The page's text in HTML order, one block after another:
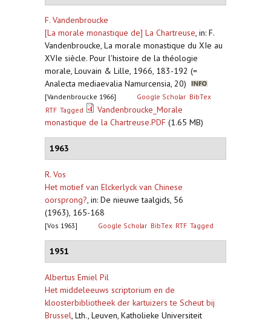
F. Vandenbroucke
[La morale monastique de] La Chartreuse, in: F.
Vandenbroucke, La morale monastique du XIe au
XVIe siècle. Pour l'histoire de la théologie
morale, Louvain & Lille, 1966, 183-192 (=
Analecta mediaevalia Namurcensia, 20)
[Vandenbroucke 1966] Google Scholar BibTex
RTF Tagged
Vandenbroucke_Morale
monastique de la Chartreuse.PDF (1.65 MB)
1963
R. Vos
Het motief van Elckerlyck van Chinese
oorsprong?, in: De nieuwe taalgids, 56
(1963), 165-168
[Vos 1963] Google Scholar BibTex RTF Tagged
1951
Albertus Emiel Pil
Het middeleeuws scriptorium en de
kloosterbibliotheek der kartuizers te Scheut bij
Brussel, Lth., Leuven, Katholieke Universiteit